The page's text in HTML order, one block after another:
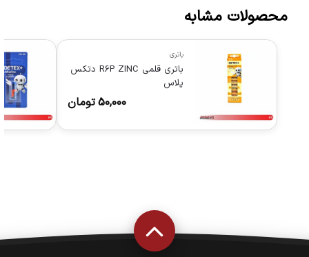
محصولات مشابه
باتری
باتری قلمی R6P ZINC دتکس
پلاس
50,000تومان